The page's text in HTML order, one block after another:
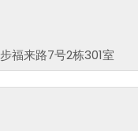
福来路7号2栋301室